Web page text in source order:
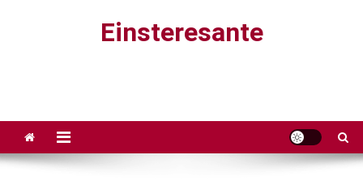
Einsteresante